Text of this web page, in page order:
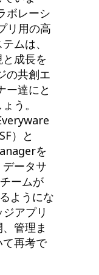
ボレーシ
リ用の高
ムは、
成長を
の共創エ
ー達にと
う。
）と
を
ータサ
ームが
ようにな
アプリ
管理ま
再考で